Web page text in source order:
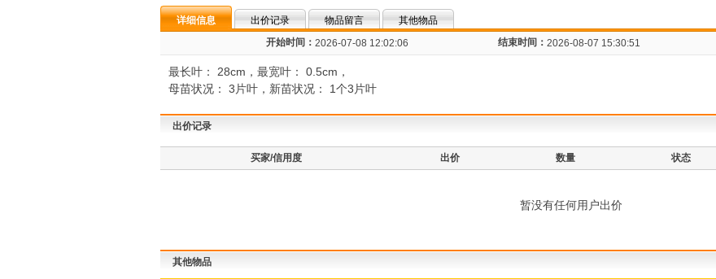
详细信息 出价记录 物品留言
其他物品
开始时间： 2026-07-08 12:02:06 结束时间： 2026-08-07 15:30:51
最长叶： 28cm，最宽叶： 0.5cm，
母苗状况： 3片叶，新苗状况： 1个3片叶
出价记录
买家/信用度 出价 数量 状态
暂没有任何用户出价
其他物品